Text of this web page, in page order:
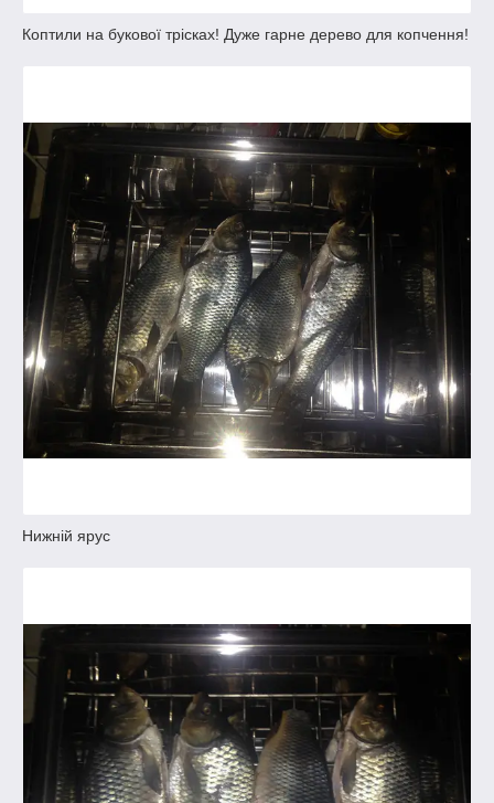
Коптили на букової трісках! Дуже гарне дерево для копчення!
Нижній ярус